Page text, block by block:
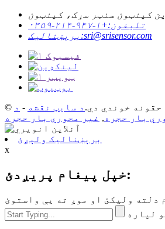
تلیفون:+۱-۹۴۷-۲۱۴-۰۳۵۹
برېښنالیک:sri@srisensor.com
د سایټ نقشه -
, غیر محوري بار حجره
برېښنالیک ولېږئ
x
خپل پیغام پریږدئ: